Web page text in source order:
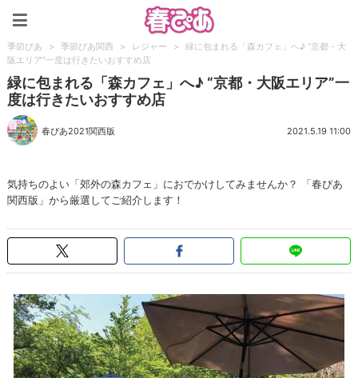
季節ぴあ > 季節ぴあ関西 > レジャー >
緑に包まれる「森カフェ」へ♪ “京都・大
阪エリア”一度は行きたいおすすめ店
緑に包まれる「森カフェ」へ♪ “京都・大阪エリア”一
度は行きたいおすすめ店
春ぴあ2021関西版 2021.5.19 11:00
気持ちのよい「郊外の森カフェ」におでかけしてみませんか？ 「春ぴあ
関西版」から厳選してご紹介します！